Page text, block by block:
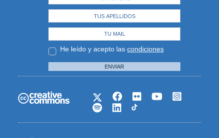
He leído y acepto las condiciones
ENVIAR